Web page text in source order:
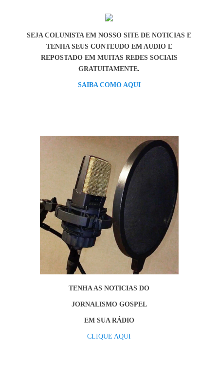
SEJA COLUNISTA EM NOSSO SITE DE NOTICIAS E
TENHA SEUS CONTEUDO EM AUDIO E
REPOSTADO EM MUITAS REDES SOCIAIS
GRATUITAMENTE.
SAIBA COMO AQUI
TENHA AS NOTICIAS DO
JORNALISMO GOSPEL
EM SUA RÁDIO
CLIQUE AQUI